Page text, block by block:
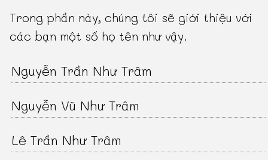
Trong phần này, chúng tôi sẽ giới thiệu với
các bạn một số họ tên như vậy.
Nguyễn Trần Như Trâm
Nguyễn Vũ Như Trâm
Lê Trần Như Trâm